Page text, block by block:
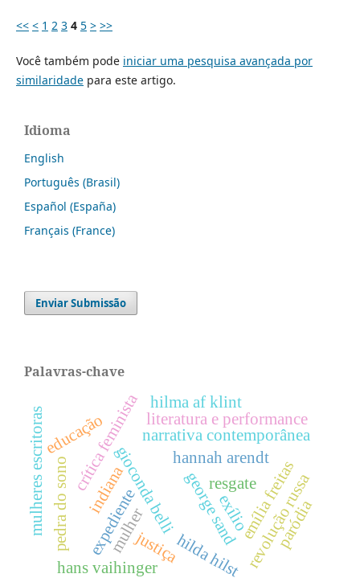
<< < 1 2 3 4 5 > >>
Você também pode iniciar uma pesquisa avançada por
similaridadepara este artigo.
Idioma
English
Português (Brasil)
Español (España)
Français (France)
Enviar Submissão
Palavras-chave
expediente
gioconda bellihannah arendt
george sand
indiana
crítica feminista narrativa contemporânea
emília freitas
literatura e performance
educação
mulher hilda hilstrevolução russa
mulheres escritoras resgate
justiça paródia
exílio
hilma af klint
hans vaihinger
pedra do sono